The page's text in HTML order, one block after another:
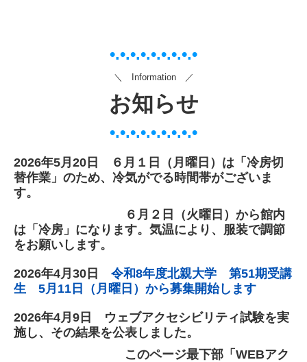
•.•.•.•.•.•.•.•.•
＼ Information ／
お知らせ
•.•.•.•.•.•.•.•.•
2026年5月20 日 ６月１日（月曜日）は「冷房切
替作業」のため、冷気がでる時間帯がございま
す。
６月２日（火曜日）から館内
は「冷房」になります。気温により、服装で調節
をお願いします。
2026年4月30 日 令和8年度北親大学 第51期受講
生 5月11日（月曜日）から募集開始します
2026年4月9 日 ウェブアクセシビリティ試験を実
施し、その結果を公表しました。
このページ最下部「WEBアク